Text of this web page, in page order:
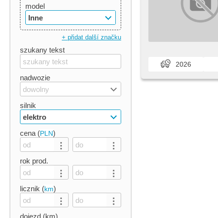
model
Inne
+ přidat další značku
szukany tekst
nadwozie
dowolny
silnik
elektro
cena (PLN)
rok prod.
licznik (km)
dojezd (km)
2026